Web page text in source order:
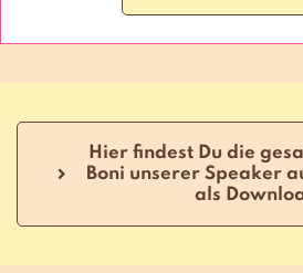
Hier findest Du die
Boni unserer Speaker
als